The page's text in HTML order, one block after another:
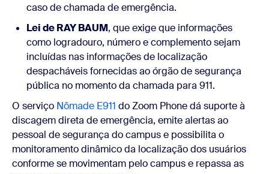
caso de chamada de emergência.
Lei de RAY BAUM, que exige que informações
como logradouro, número e complemento sejam
incluídas nas informações de localização
despacháveis fornecidas ao órgão de segurança
pública no momento da chamada para 911.
O serviço Nômade E911 do Zoom Phone dá suporte à
discagem direta de emergência, emite alertas ao
pessoal de segurança do campus e possibilita o
monitoramento dinâmico da localização dos usuários
conforme se movimentam pelo campus e repassa as